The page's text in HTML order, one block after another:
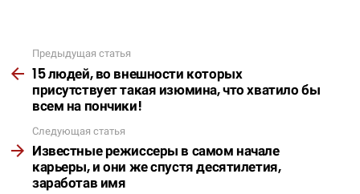
Подробнее
Предыдущая статья
15 людей, во внешности которых
присутствует такая изюмина, что хватило бы
всем на пончики!
Следующая статья
Известные режиссеры в самом начале
карьеры, и они же спустя десятилетия,
заработав имя